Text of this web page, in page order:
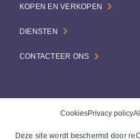
KOPEN EN VERKOPEN
DIENSTEN
CONTACTEER ONS
CookiesPrivacy policy
Deze site wordt beschermd door